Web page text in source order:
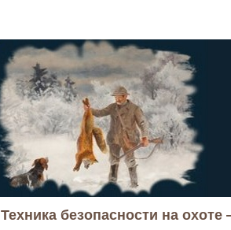
Техника безопасности на